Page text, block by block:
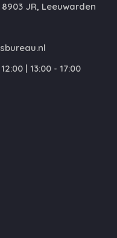
JR, Leeuwarden
| 13:00 - 17:00